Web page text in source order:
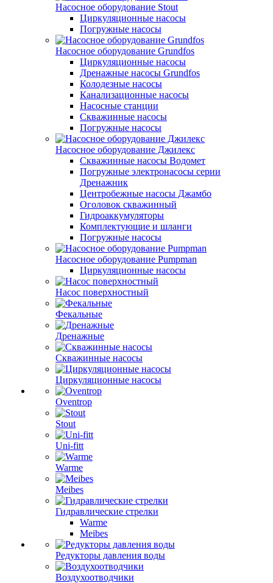
Насосное оборудование Stout
Циркуляционные насосы
Погружные насосы
Насосное оборудование Grundfos
Циркуляционные насосы
Дренажные насосы Grundfos
Колодезные насосы
Канализационные насосы
Насосные станции
Скважинные насосы
Погружные насосы
Насосное оборудование Джилекс
Скважинные насосы Водомет
Погружные электронасосы серии
Дренажник
Центробежные насосы Джамбо
Оголовок скважинный
Гидроаккумуляторы
Комплектующие и шланги
Погружные насосы
Насосное оборудование Pumpman
Циркуляционные насосы
Насос поверхностный
Фекальные
Дренажные
Скважинные насосы
Циркуляционные насосы
Oventrop
Stout
Uni-fitt
Warme
Meibes
Гидравлические стрелки
Warme
Meibes
Редукторы давления воды
Воздухоотводчики